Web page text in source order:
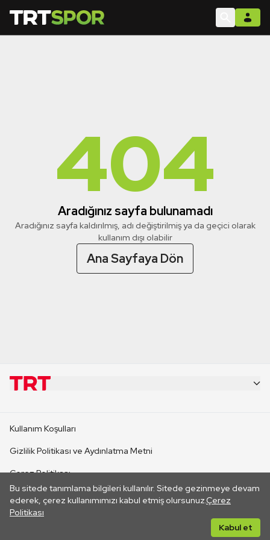
404
Aradığınız sayfa bulunamadı
Aradığınız sayfa kaldırılmış, adı değiştirilmiş ya da geçici olarak
kullanım dışı olabilir
Ana Sayfaya Dön
Bu sitede tanımlama bilgileri kullanılır. Sitede gezinmeye devam
ederek, çerez kullanımımızı kabul etmiş olursunuz.Çerez
Politikası
Kabul et
CANLI YAYINLAR
Kullanım Koşulları
Gizlilik Politikası ve Aydınlatma Metni
Çerez Politikası
İletişim
Her hakkı saklıdır. ©2026 TRT. Bağlantı yoluyla gidilen dış